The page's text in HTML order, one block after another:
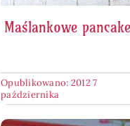
Maślankowe
Opublikowano: 2012 7
października